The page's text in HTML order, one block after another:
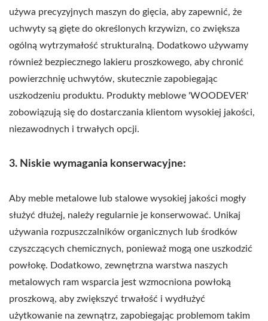
używa precyzyjnych maszyn do gięcia, aby zapewnić, że
uchwyty są gięte do określonych krzywizn, co zwiększa
ogólną wytrzymałość strukturalną. Dodatkowo używamy
również bezpiecznego lakieru proszkowego, aby chronić
powierzchnię uchwytów, skutecznie zapobiegając
uszkodzeniu produktu. Produkty meblowe 'WOODEVER'
zobowiązują się do dostarczania klientom wysokiej jakości,
niezawodnych i trwałych opcji.
3. Niskie wymagania konserwacyjne:
Aby meble metalowe lub stalowe wysokiej jakości mogły
służyć dłużej, należy regularnie je konserwować. Unikaj
używania rozpuszczalników organicznych lub środków
czyszczących chemicznych, ponieważ mogą one uszkodzić
powłokę. Dodatkowo, zewnętrzna warstwa naszych
metalowych ram wsparcia jest wzmocniona powłoką
proszkową, aby zwiększyć trwałość i wydłużyć
użytkowanie na zewnątrz, zapobiegając problemom takim